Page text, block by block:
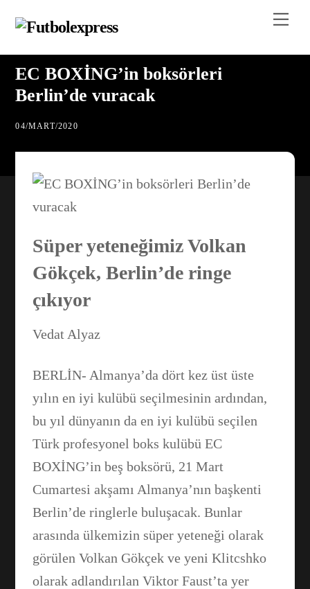
content
EC BOXİNG’in boksörleri
Berlin’de vuracak
04/MART/2020
Süper yeteneğimiz Volkan
Gökçek, Berlin’de ringe
çıkıyor
Vedat Alyaz
BERLİN- Almanya’da dört kez üst üste
yılın en iyi kulübü seçilmesinin ardından,
bu yıl dünyanın da en iyi kulübü seçilen
Türk profesyonel boks kulübü EC
BOXİNG’in beş boksörü, 21 Mart
Cumartesi akşamı Almanya’nın başkenti
Berlin’de ringlerle buluşacak. Bunlar
arasında ülkemizin süper yeteneği olarak
görülen Volkan Gökçek ve yeni Klitcshko
olarak adlandırılan Viktor Faust’ta yer